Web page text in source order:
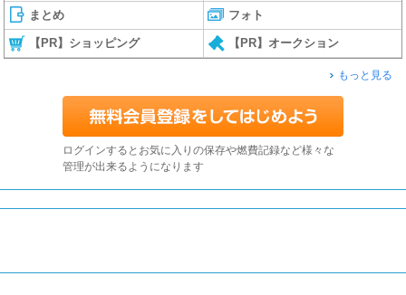
まとめ フォト
【PR】ショッピング 【PR】オークション
もっと見る
ログインするとお気に入りの保存や燃費記録など様々な
管理が出来るようになります